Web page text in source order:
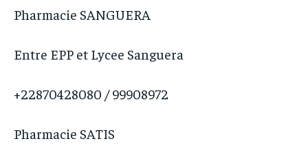
Pharmacie SANGUERA
Entre EPP et Lycee Sanguera
+22870428080 / 99908972
Pharmacie SATIS